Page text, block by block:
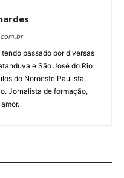
passado por diversas
e São José do Rio
do Noroeste Paulista,
Jornalista de formação,